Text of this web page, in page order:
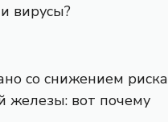
вирусы?